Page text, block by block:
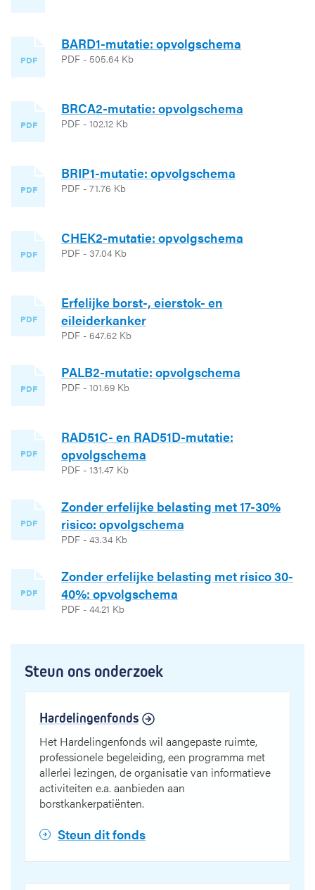
PDF
BARD1-mutatie: opvolgschema
PDF - 505.64 Kb
PDF
BRCA2-mutatie: opvolgschema
PDF - 102.12 Kb
PDF
BRIP1-mutatie: opvolgschema
PDF - 71.76 Kb
PDF
CHEK2-mutatie: opvolgschema
PDF - 37.04 Kb
PDF
Erfelijke borst-, eierstok- en
eileiderkanker
PDF - 647.62 Kb
PDF
PALB2-mutatie: opvolgschema
PDF - 101.69 Kb
PDF
RAD51C- en RAD51D-mutatie:
opvolgschema
PDF - 131.47 Kb
PDF
Zonder erfelijke belasting met 17-30%
risico: opvolgschema
PDF - 43.34 Kb
PDF
Zonder erfelijke belasting met risico 30-
40%: opvolgschema
PDF - 44.21 Kb
Steun ons onderzoek
Hardelingenfonds
Het Hardelingenfonds wil aangepaste ruimte,
professionele begeleiding, een programma met
allerlei lezingen, de organisatie van informatieve
activiteiten e.a. aanbieden aan
borstkankerpatiënten.
Steun dit fonds